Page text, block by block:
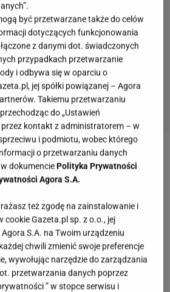
już jako siedmiolatek. Szybko
Stanów Zjednoczonych i
przyniosłaowoce, bo
zdobyła tytuł
USA" w latach 2013-2014.
kucharz otworzył własną
Art of Pizza". Wówczas zdobył
być przetwarzane także do celów
dotyczących funkcjonowania
z danymi dot. świadczonych
przypadkach przetwarzanie
i odbywa się w oparciu o
jej spółki powiązanej – Agora
Takiemu przetwarzaniu
do „Ustawień
kontakt z administratorem – w
i podmiotu, wobec którego
o przetwarzaniu danych
dokumencie Polityka Prywatności
Agora S.A.
też zgodę na zainstalowanie i
cookie Gazeta.pl sp. z o.o., jej
S.A. na Twoim urządzeniu
chwili zmienić swoje preferencje
wywołując narzędzie do zarządzania
przetwarzania danych poprzez
” w stopce serwisu i